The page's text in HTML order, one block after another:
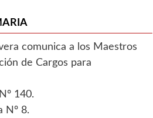
comunica a los Maestros
de Cargos para
140.
Nº 8.